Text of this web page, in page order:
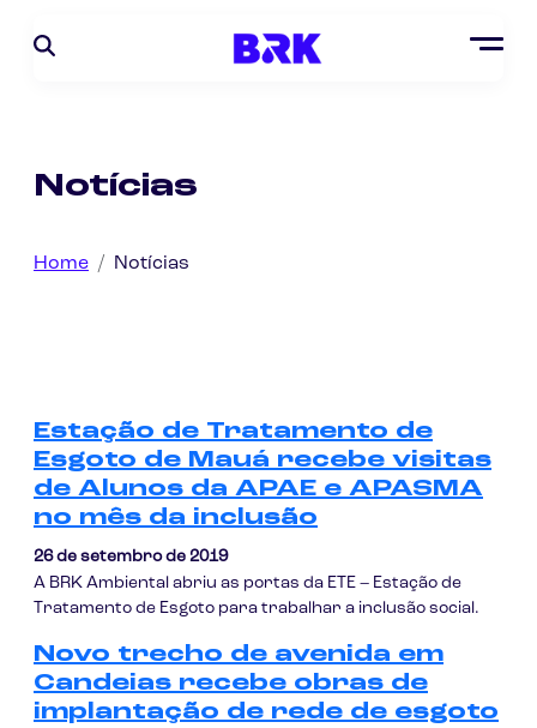
Notícias
Home Notícias
Estação de Tratamento de
Esgoto de Mauá recebe visitas
de Alunos da APAE e APASMA
no mês da inclusão
26 de setembro de 2019
A BRK Ambiental abriu as portas da ETE – Estação de
Tratamento de Esgoto para trabalhar a inclusão social.
Novo trecho de avenida em
Candeias recebe obras de
implantação de rede de esgoto